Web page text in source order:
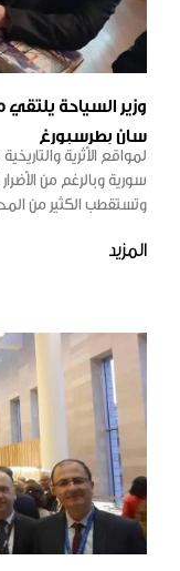
وزير السياحة
سان بطرسبورغ
لمواقع الأثرية
سورية وبالرغم من
وتستقطب الكثير من
في سان بطرسبورغ
السياحة الثقافية
الأزمة مبيناً أن
القطاع والذي بدأنا
الغد لأن سورية تستحق
والحفاظ على مكانتها،
الترميم وإعادة التأهيل
السورية. وبدوره السيد
التاريخ والحضارات
تدمر(بالميرا الشمال).
المزيد